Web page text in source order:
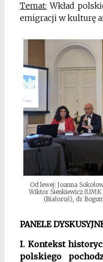
Temat: Wkład
emigracji w kulturę
Od lewej: Joanna
Wiktor Sienkiewicz
(Białoruś), dr
PANELE
I. Kontekst
polskiego